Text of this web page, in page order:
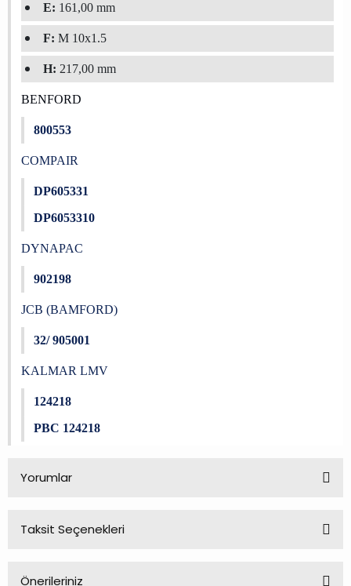
E: 161,00 mm
F: M 10x1.5
H: 217,00 mm
BENFORD
800553
COMPAIR
DP605331
DP6053310
DYNAPAC
902198
JCB (BAMFORD)
32/ 905001
KALMAR LMV
124218
PBC 124218
Yorumlar
Taksit Seçenekleri
Önerileriniz